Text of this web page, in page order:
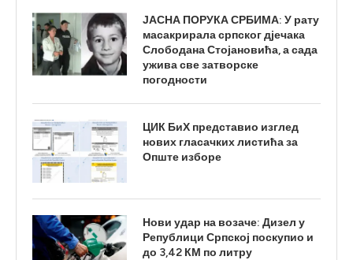
ЈАСНА ПОРУКА СРБИМА: У рату
масакрирала српског дјечака
Слободана Стојановића, а сада
ужива све затворске
погодности
ЦИК БиХ представио изглед
нових гласачких листића за
Опште изборе
Нови удар на возаче: Дизел у
Републици Српској поскупио и
до 3,42 КМ по литру